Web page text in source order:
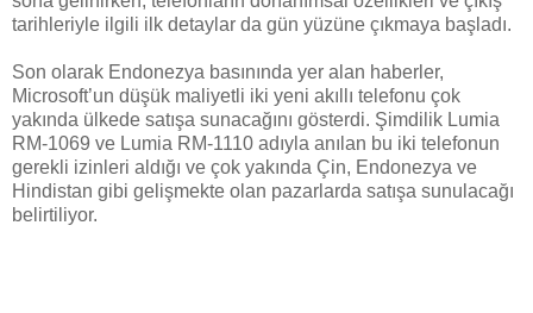
tarihleriyle ilgili ilk detaylar da gün yüzüne çıkmaya başladı.
Son olarak Endonezya basınında yer alan haberler,
Microsoft’un düşük maliyetli iki yeni akıllı telefonu çok
yakında ülkede satışa sunacağını gösterdi. Şimdilik Lumia
RM-1069 ve Lumia RM-1110 adıyla anılan bu iki telefonun
gerekli izinleri aldığı ve çok yakında Çin, Endonezya ve
Hindistan gibi gelişmekte olan pazarlarda satışa sunulacağı
belirtiliyor.